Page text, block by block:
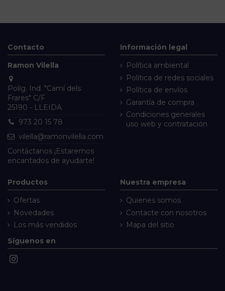
Contacto
Ramon Vilella
Políg. Ind. "Camí dels
Frares" C/F
25190 - LLEIDA
973 20 15 78
vilella@ramonvilella.com
Contáctanos ¡Estaremos
encantados de ayudarte!
Información legal
Política ambiental
Política de redes sociales
Política de envíos
Garantía de compra
Condiciones generales
uso web y contratación
Productos
Ofertas
Novedades
Los más vendidos
Nuestra empresa
Quienes somos
Contacte con nosotros
Mapa del sitio
Síguenos en